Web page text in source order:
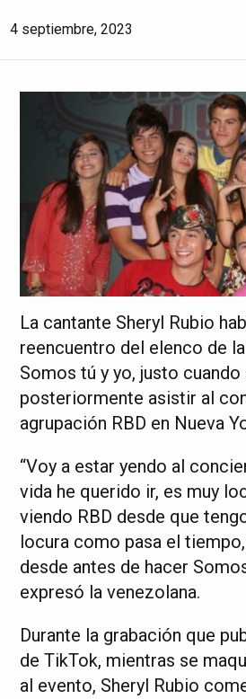
4 septiembre, 2023
La cantante Sheryl Rubio
reencuentro del elenco de
Somos tú y yo, justo
posteriormente asistir al
agrupación RBD en Nueva
“Voy a estar yendo al
vida he querido ir, es muy
viendo RBD desde que
locura como pasa el
desde antes de hacer
expresó la venezolana.
Durante la grabación que
de TikTok, mientras se
al evento, Sheryl Rubio